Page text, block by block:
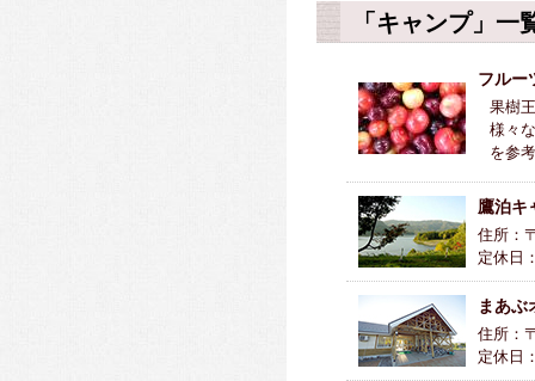
「キャンプ」一
フルー
果樹
様々
を参
鷹泊キ
住所：
定休日
まあぶ
住所：
定休日